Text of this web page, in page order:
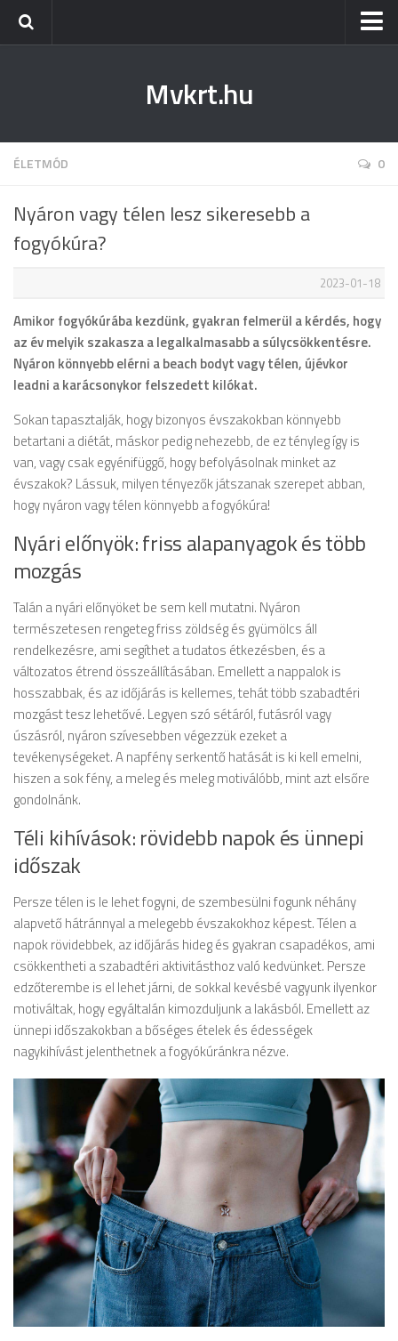
Tiszaújváros
Kazincbarcika
Belföld
Mvkrt.hu
ÉLETMÓD 0
Nyáron vagy télen lesz sikeresebb a
fogyókúra?
2023-01-18
Amikor fogyókúrába kezdünk, gyakran felmerül a kérdés, hogy
az év melyik szakasza a legalkalmasabb a súlycsökkentésre.
Nyáron könnyebb elérni a beach bodyt vagy télen, újévkor
leadni a karácsonykor felszedett kilókat.
Sokan tapasztalják, hogy bizonyos évszakokban könnyebb
betartani a diétát, máskor pedig nehezebb, de ez tényleg így is
van, vagy csak egyénifüggő, hogy befolyásolnak minket az
évszakok? Lássuk, milyen tényezők játszanak szerepet abban,
hogy nyáron vagy télen könnyebb a fogyókúra!
Nyári előnyök: friss alapanyagok és több
mozgás
Talán a nyári előnyöket be sem kell mutatni. Nyáron
természetesen rengeteg friss zöldség és gyümölcs áll
rendelkezésre, ami segíthet a tudatos étkezésben, és a
változatos étrend összeállításában. Emellett a nappalok is
hosszabbak, és az időjárás is kellemes, tehát több szabadtéri
mozgást tesz lehetővé. Legyen szó sétáról, futásról vagy
úszásról, nyáron szívesebben végezzük ezeket a
tevékenységeket. A napfény serkentő hatását is ki kell emelni,
hiszen a sok fény, a meleg és meleg motiválóbb, mint azt elsőre
gondolnánk.
Téli kihívások: rövidebb napok és ünnepi
időszak
Persze télen is le lehet fogyni, de szembesülni fogunk néhány
alapvető hátránnyal a melegebb évszakokhoz képest. Télen a
napok rövidebbek, az időjárás hideg és gyakran csapadékos, ami
csökkentheti a szabadtéri aktivitásthoz való kedvünket. Persze
edzőterembe is el lehet járni, de sokkal kevésbé vagyunk ilyenkor
motiváltak, hogy egyáltalán kimozduljunk a lakásból. Emellett az
ünnepi időszakokban a bőséges ételek és édességek
nagykihívást jelenthetnek a fogyókúránkra nézve.